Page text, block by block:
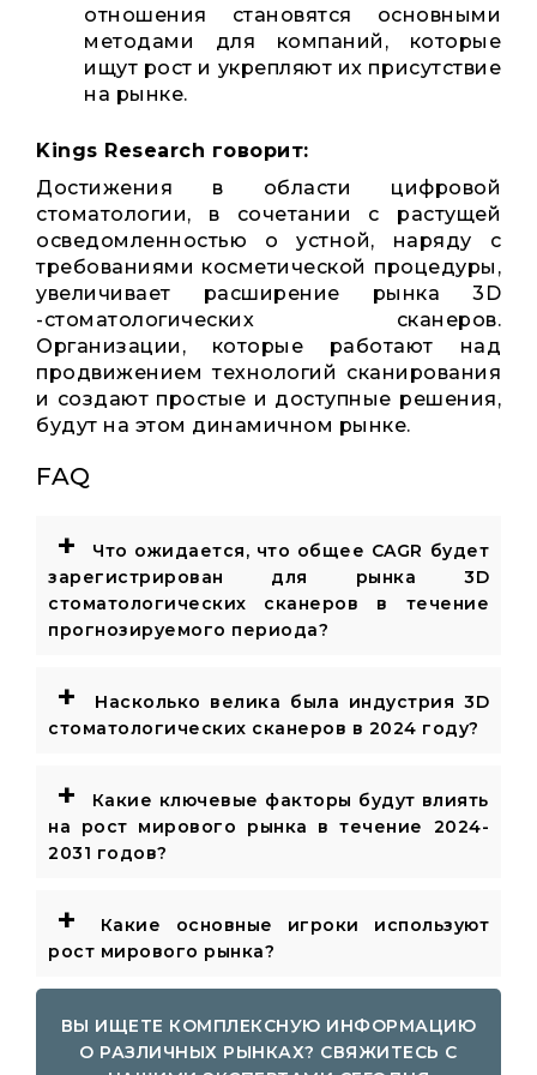
отношения становятся основными
методами для компаний, которые
ищут рост и укрепляют их присутствие
на рынке.
Kings Research говорит:
Достижения в области цифровой
стоматологии, в сочетании с растущей
осведомленностью о устной, наряду с
требованиями косметической процедуры,
увеличивает расширение рынка 3D
-стоматологических сканеров.
Организации, которые работают над
продвижением технологий сканирования
и создают простые и доступные решения,
будут на этом динамичном рынке.
FAQ
+
Что ожидается, что общее CAGR будет
зарегистрирован для рынка 3D
стоматологических сканеров в течение
прогнозируемого периода?
+
Насколько велика была индустрия 3D
стоматологических сканеров в 2024 году?
+
Какие ключевые факторы будут влиять
на рост мирового рынка в течение 2024-
2031 годов?
+
Какие основные игроки используют
рост мирового рынка?
ВЫ ИЩЕТЕ КОМПЛЕКСНУЮ ИНФОРМАЦИЮ
О РАЗЛИЧНЫХ РЫНКАХ? СВЯЖИТЕСЬ С